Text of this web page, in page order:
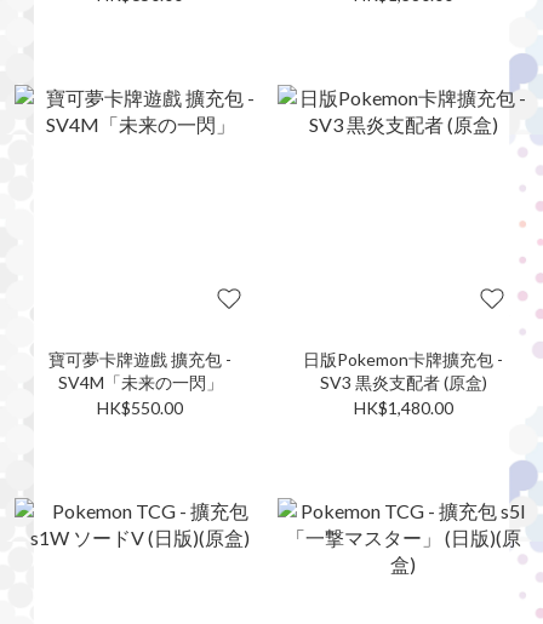
寶可夢卡牌遊戲 擴充包 -
SV4M「未来の一閃」
HK$550.00
日版Pokemon卡牌擴充包 -
SV3 黒炎支配者 (原盒)
HK$1,480.00